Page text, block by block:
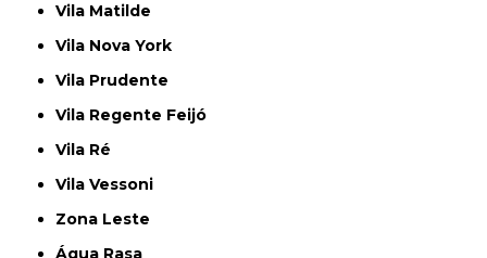
Vila Matilde
Vila Nova York
Vila Prudente
Vila Regente Feijó
Vila Ré
Vila Vessoni
Zona Leste